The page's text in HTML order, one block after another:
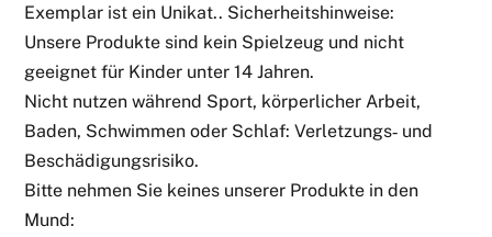
Exemplar ist ein Unikat.. Sicherheitshinweise:
Unsere Produkte sind kein Spielzeug und nicht
geeignet für Kinder unter 14 Jahren.
Nicht nutzen während Sport, körperlicher Arbeit,
Baden, Schwimmen oder Schlaf: Verletzungs‑ und
Beschädigungsrisiko.
Bitte nehmen Sie keines unserer Produkte in den
Mund: